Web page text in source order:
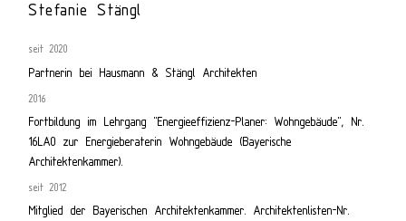
Stefanie Stängl
seit 2020
Partnerin bei Hausmann & Stängl Architekten
2016
Fortbildung im Lehrgang "Energieeffizienz-Planer: Wohngebäude", Nr.
16LA0 zur Energieberaterin Wohngebäude (Bayerische
Architektenkammer).
seit 2012
Mitglied der Bayerischen Architektenkammer. Architektenlisten-Nr.